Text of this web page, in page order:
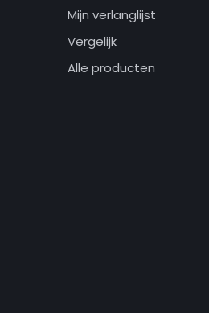
Mijn verlanglijst
Vergelijk
Alle producten